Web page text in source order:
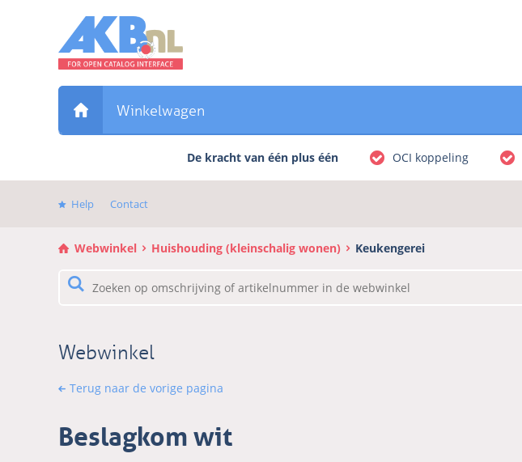
Direct
het
hoofdmenu
Winkelwagen
De kracht van één plus één OCI koppeling
Help Contact
Webwinkel Huishouding (kleinschalig wonen) Keukengerei
Webwinkel
Terug naar de vorige pagina
Beslagkom wit